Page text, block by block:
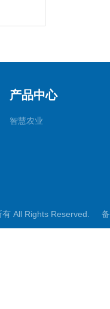
产品中心
智慧农业
有 All Rights Reserved.